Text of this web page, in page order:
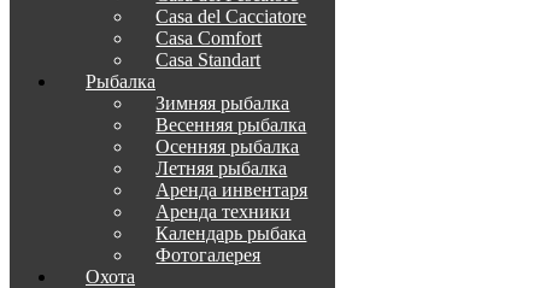
Casa del Cacсiatore
Casa Comfort
Casa Standart
Рыбалка
Зимняя рыбалка
Весенняя рыбалка
Осенняя рыбалка
Летняя рыбалка
Аренда инвентаря
Аренда техники
Календарь рыбака
Фотогалерея
Охота